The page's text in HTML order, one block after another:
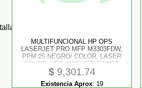
monotores
MULTIFUNCIONAL HP OPS
LASERJET PRO MFP M3303FDW,
PPM 25 NEGRO/ COLOR, LASER
COLOR, USB, WIFI, ETHERNET
RED, DUPLEX, ADF, FAX,
(SUSTITUTO M283FDW)
$9,301.74
Existencia Aprox: 19